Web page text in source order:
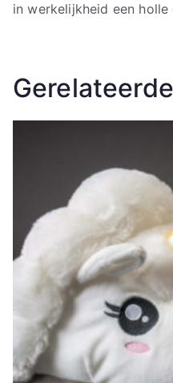
in werkelijkheid een